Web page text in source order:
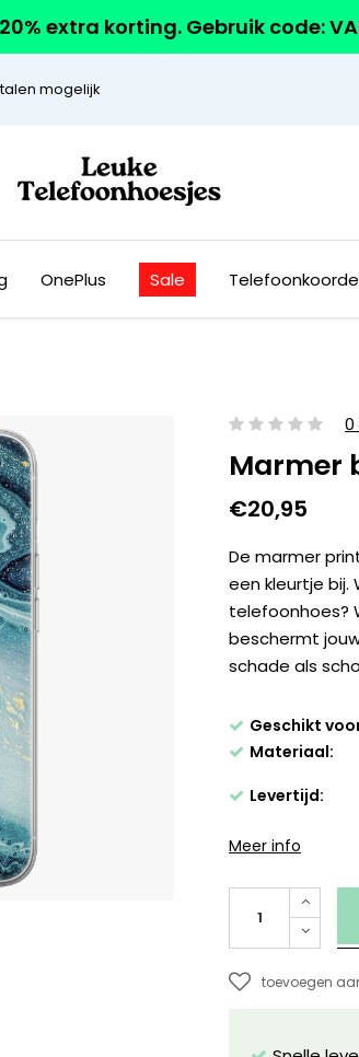
extra korting. Gebruik code:
mogelijk
OnePlus Sale
0
Marmer
€20,95
De marmer
een kleurtje bij.
telefoonhoes?
beschermt
schade als
Geschikt
Materiaal:
Levertijd:
Meer info
toevoegen